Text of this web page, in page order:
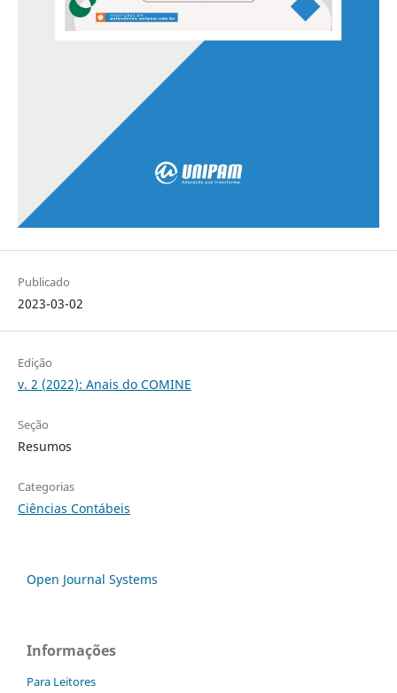
Publicado
2023-03-02
Edição
v. 2 (2022): Anais do COMINE
Seção
Resumos
Categorias
Ciências Contábeis
Open Journal Systems
Informações
Para Leitores